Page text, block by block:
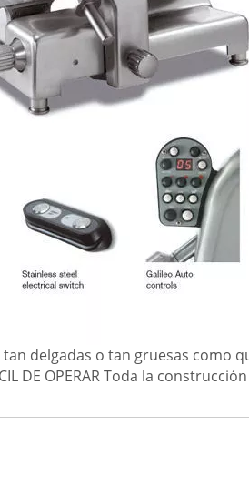
delgadas o tan gruesas como
DE OPERAR Toda la